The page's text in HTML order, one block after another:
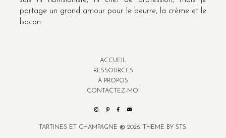
partage un grand amour pour le beurre, la crème et le
bacon.
ACCUEIL
RESSOURCES
À PROPOS
CONTACTEZ-MOI
TARTINES ET CHAMPAGNE 2026. THEME BY STS.